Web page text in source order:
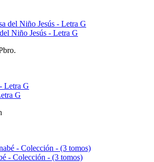
Niño Jesús - Letra G
G
- Colección - (3 tomos)